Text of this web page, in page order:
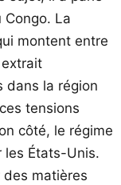
Congo. La
montent entre
dans la région
tensions
côté, le régime
États-Unis.
matières